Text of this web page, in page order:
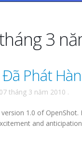
3
Phát
tháng 3 năm 2010 .
1.0 of
and